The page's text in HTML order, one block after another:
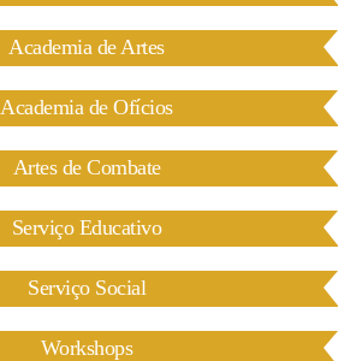
Academia de Artes
Academia de Ofícios
Artes de Combate
Serviço Educativo
Serviço Social
Workshops